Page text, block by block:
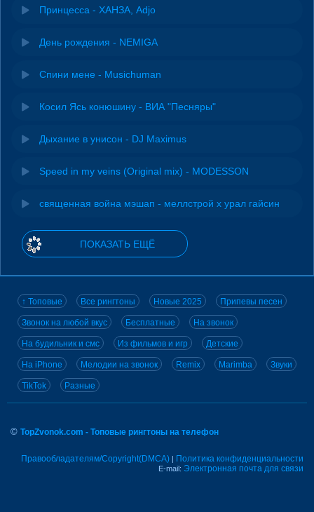
Принцесса - ХАНЗА, Adjo
День рождения - NEMIGA
Спини мене - Musichuman
Косил Ясь конюшину - ВИА "Песняры"
Дыхание в унисон - DJ Maximus
Speed in my veins (Original mix) - MODESSON
священная война мэшап - меллстрой х урал гайсин
ПОКАЗАТЬ ЕЩЁ
↑ Топовые Все рингтоны Новые 2025 Припевы песен
Звонок на любой вкус Бесплатные На звонок
На будильник и смс Из фильмов и игр Детские
На iPhone Мелодии на звонок Remix Marimba Звуки
TikTok Разные
© TopZvonok.com - Топовые рингтоны на телефон
Правообладателям/Copyright(DMCA) | Политика конфиденциальности
E-mail: Электронная почта для связи